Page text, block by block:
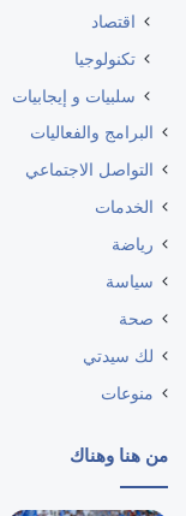
اقتصاد
تكنولوجيا
سلبيات و إيجابيات
البرامج والفعاليات
التواصل الاجتماعي
الخدمات
رياضة
سياسة
صحة
لك سيدتي
منوعات
من هنا وهناك